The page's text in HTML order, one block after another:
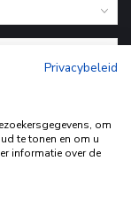
Privacybeleid
om
te tonen en om u
informatie over de